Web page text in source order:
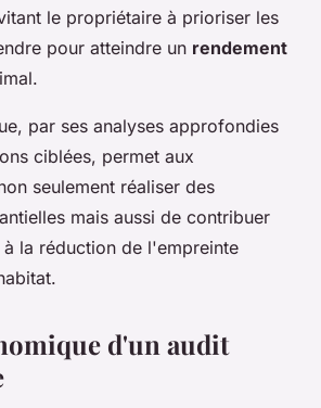
le propriétaire à prioriser les
pour atteindre un rendement
par ses analyses approfondies
ciblées, permet aux
seulement réaliser des
mais aussi de contribuer
la réduction de l'empreinte
d'un audit